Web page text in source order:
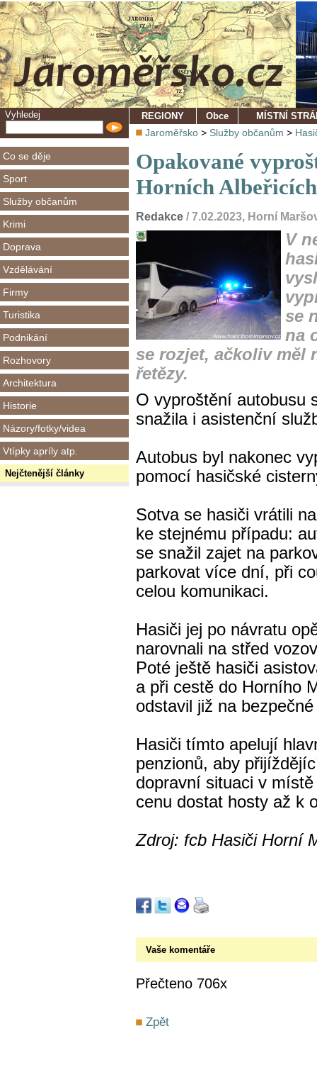
Vyhledej
Co se děje
Sport
Služby občanům
Krimi
Doprava
Vzdělávání
Firmy
Turistika
Podnikání
Rozhovory
Architektura
Historie
Názory/fotky/videa
Vtípky apríly atp.
Nejčtenější články
REGIONY Obce MÍSTNÍ
Jaroměřsko > Služby občanům >
Opakované
Horních Albeřicích
Redakce / 7.02.2023, Horní
V
se
na
se rozjet, ačkoliv měl
řetězy.
O vyproštění autobusu
snažila i asistenční
Autobus byl nakonec
pomocí hasičské
Sotva se hasiči vrátili
ke stejnému případu:
se snažil zajet na
parkovat více dní, při
celou komunikaci.
Hasiči jej po návratu
narovnali na střed
Poté ještě hasiči
a při cestě do Horního
odstavil již na
Hasiči tímto apelují
penzionů, aby
dopravní situaci v
cenu dostat hosty až k
Zdroj: fcb Hasiči Horní
Vaše komentáře
Přečteno 706x
Zpět